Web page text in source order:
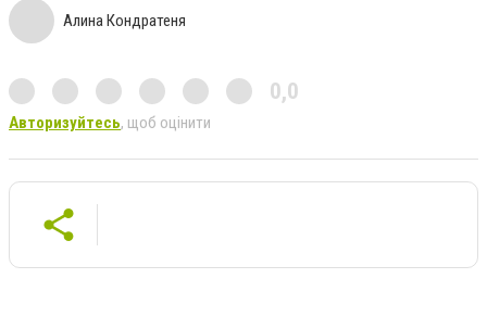
Алина Кондратеня
0,0
Авторизуйтесь, щоб оцінити